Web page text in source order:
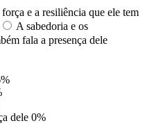
e a resiliência que ele tem
A sabedoria e os
fala a presença dele
dele 0%